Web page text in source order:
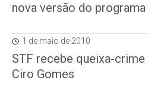
nova versão do
1 de maio de 2010
STF recebe queixa-
Ciro Gomes